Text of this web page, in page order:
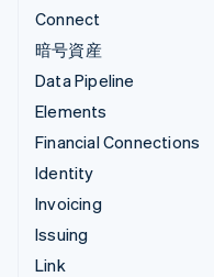
Connect
暗号資産
Data Pipeline
Elements
Financial Connections
Identity
Invoicing
Issuing
Link